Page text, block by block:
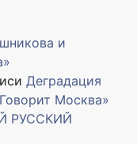
и
Деградация
Москва»
РУССКИЙ